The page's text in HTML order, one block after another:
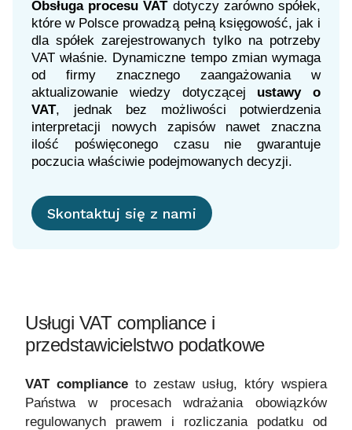
Obsługa procesu VAT dotyczy zarówno spółek,
które w Polsce prowadzą pełną księgowość, jak i
dla spółek zarejestrowanych tylko na potrzeby
VAT właśnie. Dynamiczne tempo zmian wymaga
od firmy znacznego zaangażowania w
aktualizowanie wiedzy dotyczącej
ustawy o
VAT, jednak bez możliwości potwierdzenia
interpretacji nowych zapisów nawet znaczna
ilość poświęconego czasu nie gwarantuje
poczucia właściwie podejmowanych decyzji.
Skontaktuj się z nami
Usługi VAT compliance i
przedstawicielstwo podatkowe
VAT compliance to zestaw usług, który wspiera
Państwa w procesach wdrażania obowiązków
regulowanych prawem i rozliczania podatku od